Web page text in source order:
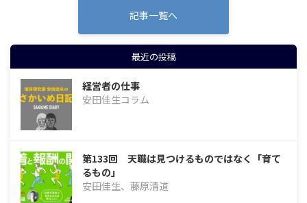
記事一覧へ
最近の投稿
経営者の仕事
安田佳生コラム
第133回 天職は見つけるものではなく「育て
るもの」
安田佳生、藤原清道